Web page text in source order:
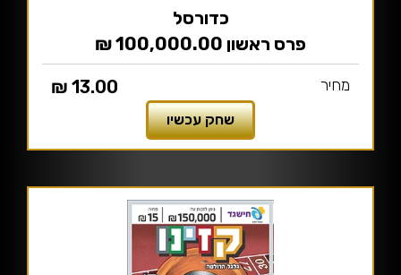
כדורסל
פרס ראשון 100,000.00 ₪
מחיר 13.00 ₪
שחק עכשיו